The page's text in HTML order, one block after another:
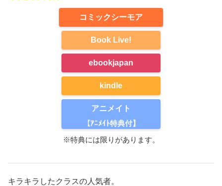
コミックシーモア
Book Live!
ebookjapan
kindle
アニメイト
【ｱﾆﾒｲﾄ特典付】
※特典には限りがあります。
キラキラしたクラスの人気者。